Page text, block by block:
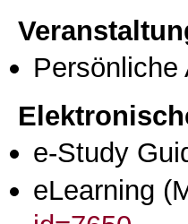
Persönliche
e-Study
eLearning